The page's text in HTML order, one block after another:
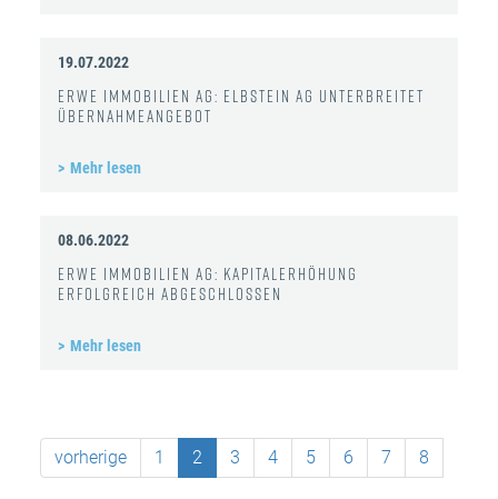
19.07.2022
ERWE Immobilien AG: Elbstein AG unterbreitet
Übernahmeangebot
Mehr lesen
08.06.2022
ERWE Immobilien AG: Kapitalerhöhung
erfolgreich abgeschlossen
Mehr lesen
vorherige 1 2 3 4 5 6 7 8